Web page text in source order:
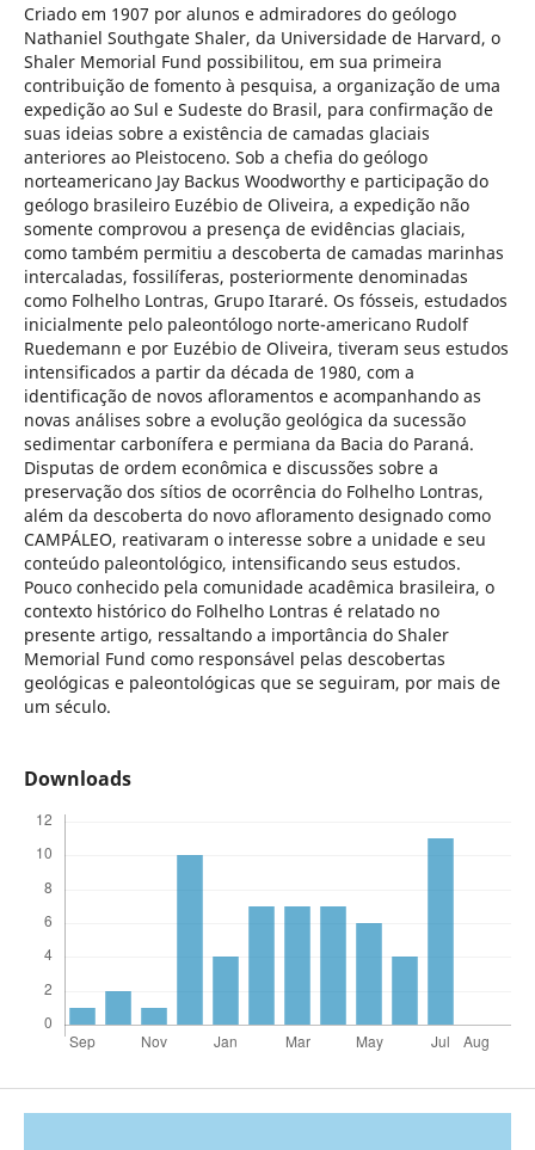
Criado em 1907 por alunos e admiradores do geólogo
Nathaniel Southgate Shaler, da Universidade de Harvard, o
Shaler Memorial Fund possibilitou, em sua primeira
contribuição de fomento à pesquisa, a organização de uma
expedição ao Sul e Sudeste do Brasil, para confirmação de
suas ideias sobre a existência de camadas glaciais
anteriores ao Pleistoceno. Sob a chefia do geólogo
norteamericano Jay Backus Woodworthy e participação do
geólogo brasileiro Euzébio de Oliveira, a expedição não
somente comprovou a presença de evidências glaciais,
como também permitiu a descoberta de camadas marinhas
intercaladas, fossilíferas, posteriormente denominadas
como Folhelho Lontras, Grupo Itararé. Os fósseis, estudados
inicialmente pelo paleontólogo norte-americano Rudolf
Ruedemann e por Euzébio de Oliveira, tiveram seus estudos
intensificados a partir da década de 1980, com a
identificação de novos afloramentos e acompanhando as
novas análises sobre a evolução geológica da sucessão
sedimentar carbonífera e permiana da Bacia do Paraná.
Disputas de ordem econômica e discussões sobre a
preservação dos sítios de ocorrência do Folhelho Lontras,
além da descoberta do novo afloramento designado como
CAMPÁLEO, reativaram o interesse sobre a unidade e seu
conteúdo paleontológico, intensificando seus estudos.
Pouco conhecido pela comunidade acadêmica brasileira, o
contexto histórico do Folhelho Lontras é relatado no
presente artigo, ressaltando a importância do Shaler
Memorial Fund como responsável pelas descobertas
geológicas e paleontológicas que se seguiram, por mais de
um século.
Downloads